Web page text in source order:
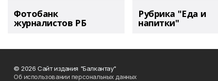
Фотобанк
журналистов РБ
Рубрика "Еда и
напитки"
© 2026 Сайт издания "Балкантау"
Об использовании персональных данных